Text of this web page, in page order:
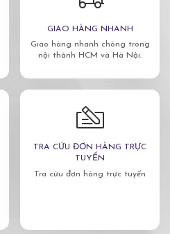
GIAO HÀNG NHANH
Giao hàng nhanh chóng trong
nội thành HCM và Hà Nội.
TRA CỨU ĐƠN HÀNG TRỰC
TUYẾN
Tra cứu đơn hàng trực tuyến